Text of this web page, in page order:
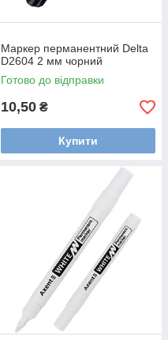
Маркер перманентний Delta
D2604 2 мм чорний
Готово до відправки
10,50 ₴
Купити